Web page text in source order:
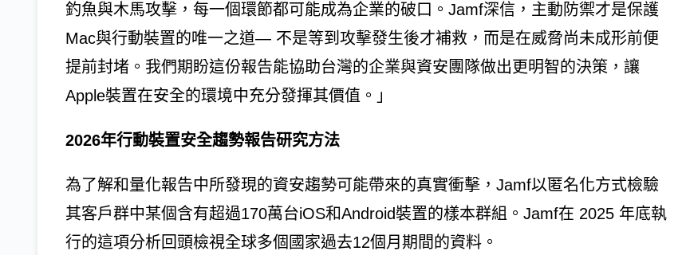
釣魚與木馬攻擊，每一個環節都可能成為企業的破口。Jamf深信，主動防禦才是保護
Mac與行動裝置的唯一之道— 不是等到攻擊發生後才補救，而是在威脅尚未成形前便
提前封堵。我們期盼這份報告能協助台灣的企業與資安團隊做出更明智的決策，讓
Apple裝置在安全的環境中充分發揮其價值。」
2026年行動裝置​安全趨勢​報告研究方法
為了解和量化報告中所發現的資安趨勢可能帶來的真實衝擊，Jamf以匿名化方式檢驗
其客戶群中某個含有超過170萬台iOS和Android裝置的樣本群組。Jamf在 2025 年底執
行的這項分析回頭檢視全球多個國家過去12個月期間的資料。